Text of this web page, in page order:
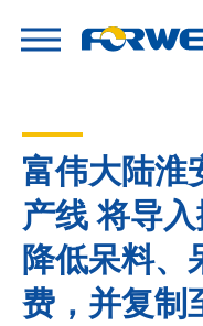
富伟大陆淮
产线 将导
降低呆料、
费，并复制